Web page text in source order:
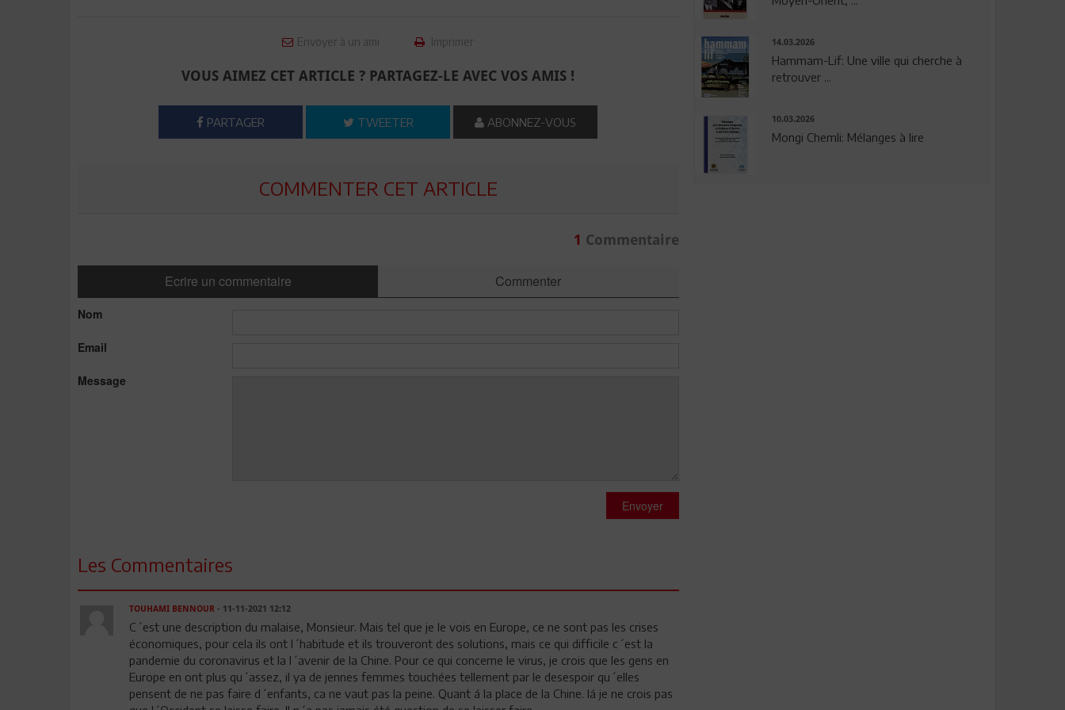
Envoyer à un ami Imprimer
VOUS AIMEZ CET ARTICLE ? PARTAGEZ-LE AVEC VOS AMIS !
PARTAGER TWEETER ABONNEZ-VOUS
COMMENTER CET ARTICLE
1 Commentaire
Ecrire un commentaire Commenter
Nom
Email
Message
Envoyer
Les Commentaires
TOUHAMI BENNOUR- 11-11-2021 12:12
C´est une description du malaise, Monsieur. Mais tel que je le vois en Europe, ce ne sont pas les crises
économiques, pour cela ils ont l´habitude et ils trouveront des solutions, mais ce qui difficile c´est la
pandemie du coronavirus et la l´avenir de la Chine. Pour ce qui concerne le virus, je crois que les gens en
Europe en ont plus qu´assez, il ya de jennes femmes touchées tellement par le desespoir qu´elles
pensent de ne pas faire d´enfants, ca ne vaut pas la peine. Quant á la place de la Chine. lá je ne crois pas
14.03.2026
Hammam-Lif: Une ville qui cherche à
retrouver ...
10.03.2026
Mongi Chemli: Mélanges à lire